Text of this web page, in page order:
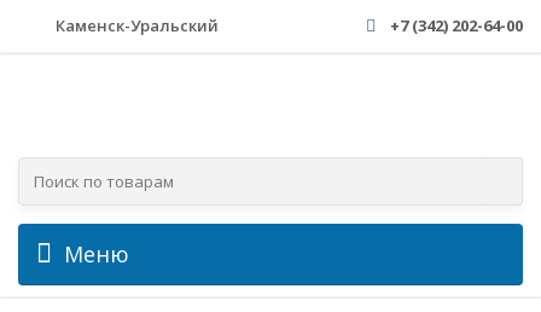
Каменск-Уральский +7 (342) 202-64-00
Меню